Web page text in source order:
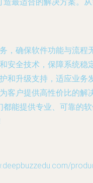
，确保软件功能与流程
安全技术，保障系统稳
和升级支持，适应业务
客户提供高性价比的解
能提供专业、可靠的